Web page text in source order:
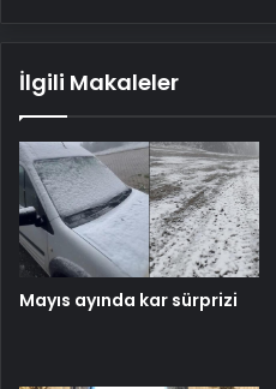
İlgili Makaleler
Mayıs ayında kar sürprizi